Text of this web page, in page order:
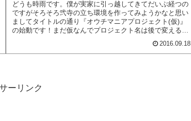
どうも時雨です。僕が実家に引っ越してきてだいぶ経つの
ですがそろそろ弐寺の立ち環境を作ってみようかなと思い
ましてタイトルの通り『オウチマニアプロジェクト(仮)』
の始動です！まだ仮なんでプロジェクト名は後で変えるか
2016.09.18
ーリンク